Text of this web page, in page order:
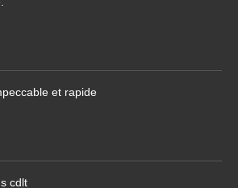
et rapide
cdlt